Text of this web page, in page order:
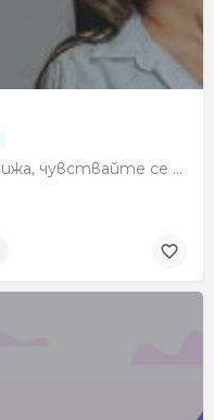
Подарете си най-добрата грижа, чувствайте се красиви всеки ден.